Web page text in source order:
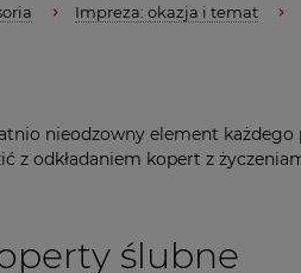
Impreza: okazja i temat
nieodzowny element każdego
z odkładaniem kopert z
ślubne